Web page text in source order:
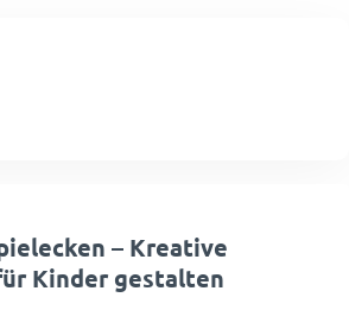
– Kreative
Kinder gestalten